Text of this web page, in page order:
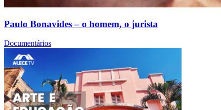
Paulo Bonavides – o homem, o jurista
Documentários